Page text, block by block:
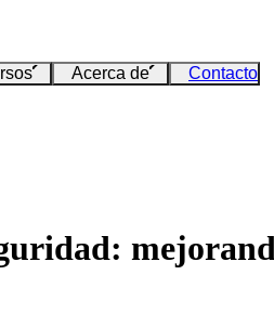
Acerca de Contacto